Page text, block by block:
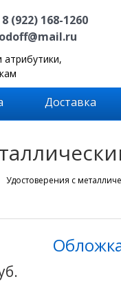
8 (922) 168-1260
Доставка
Удостоверения с